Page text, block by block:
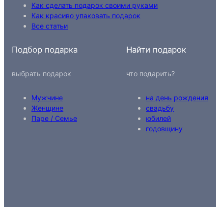
Как сделать подарок своими руками
Как красиво упаковать подарок
Все статьи
Подбор подарка
выбрать подарок
Мужчине
Женщине
Паре / Семье
Найти подарок
что подарить?
на день рождения
свадьбу
юбилей
годовщину